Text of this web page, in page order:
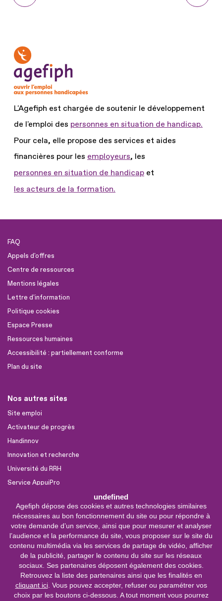
undefined
Agefiph dépose des cookies et autres technologies similaires
nécessaires au bon fonctionnement du site ou pour répondre à
votre demande d’un service, ainsi que pour mesurer et analyser
l’audience et la performance du site, vous proposer sur le site du
contenu multimédia via les services de partage de vidéo, afficher
de la publicité, partager le contenu du site sur les réseaux
sociaux. Ses partenaires déposent également des cookies.
Retrouvez la liste des partenaires ainsi que les finalités en
cliquant ici. Vous pouvez accepter, refuser ou paramétrer vos
choix par les boutons ci-dessous. A tout moment vous pourrez
L'Agefiph est chargée de soutenir le développement
de l'emploi des personnes en situation de handicap.
Pour cela, elle propose des services et aides
financières pour les employeurs, les
personnes en situation de handicap et
les acteurs de la formation.
FAQ
Appels d'offres
Centre de ressources
Mentions légales
Lettre d'information
Politique cookies
Espace Presse
Ressources humaines
Accessibilité : partiellement conforme
Plan du site
Nos autres sites
Site emploi
Activateur de progrès
Handinnov
Innovation et recherche
Université du RRH
Service AppuiPro
Nous suivre
Youtube
Linkedin
Facebook
Service &